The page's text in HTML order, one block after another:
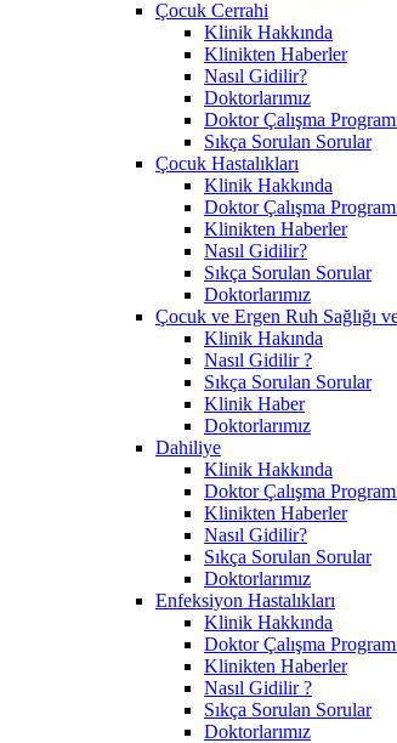
Çocuk Cerrahi
Klinik Hakkında
Klinikten Haberler
Nasıl Gidilir?
Doktorlarımız
Doktor Çalışma
Sıkça Sorulan Sorular
Çocuk Hastalıkları
Klinik Hakkında
Doktor Çalışma
Klinikten Haberler
Nasıl Gidilir?
Sıkça Sorulan Sorular
Doktorlarımız
Çocuk ve Ergen Ruh Sağlığı
Klinik Hakında
Nasıl Gidilir ?
Sıkça Sorulan Sorular
Klinik Haber
Doktorlarımız
Dahiliye
Klinik Hakkında
Doktor Çalışma
Klinikten Haberler
Nasıl Gidilir?
Sıkça Sorulan Sorular
Doktorlarımız
Enfeksiyon Hastalıkları
Klinik Hakkında
Doktor Çalışma
Klinikten Haberler
Nasıl Gidilir ?
Sıkça Sorulan Sorular
Doktorlarımız